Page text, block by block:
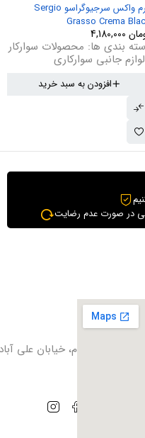
کرم واکس سرجیوگراسو Sergio
Grasso Crema
بندی ها: محصولات سوارکار
لوازم جانبی سوارکاری
افزودن به سبد خرید
در صورت عدم رضایت
فیروزبهرام، خیابان علی